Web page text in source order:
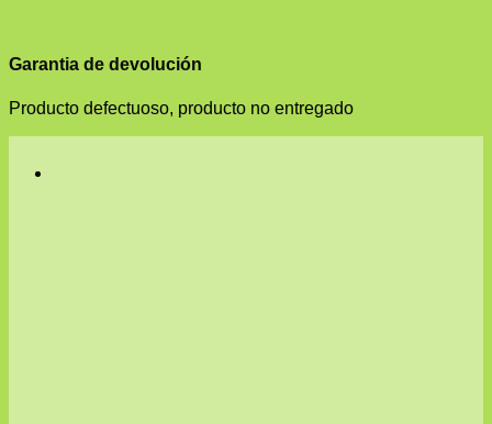
Garantia de devolución
Producto defectuoso, producto no entregado